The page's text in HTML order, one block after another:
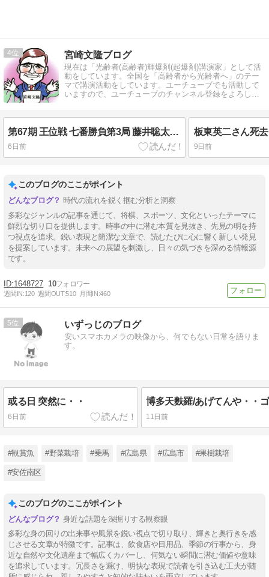
4 宮崎文隆ブログ
現在は「光齢者(高齢者)輝爆剤(起爆剤)講演家」として活
動をしています。全国を「高齢者から光齢者へ」のテー
マで講演活動をしています。ユーチューブでも活動して
いますので、ユーチューブのチャンネル登録をよろしく
第67期 王位戦 七番勝負第3局 藤井聡太王位 最後1七桂で伊藤匠2冠に勝利
6日前 9日前
このブログのここがポイント
時代の流れを鋭く掴む分析と洞察
多彩なジャンルの記事を通じて、将棋、スポーツ、文化といったテーマに
鮮烈な切り口を提供します。時事の中に潜む本質を見抜き、先見の明を持
つ視点を追求。鋭い表現と簡潔な文章で、読むたびに心に響く新しい発見
を提案しています。未来への展望を刺激し、日々の気づきを深める情報源
です。
1648727 10
週間IN:120 週間OUT:510 月間IN:460
5 いずっじのブログ
安いスマホカメラの映像から、何でもない日常を語りま
す。
或る日 突然に・・
6日前 11日前
#観賞魚 #野菜栽培 #乗馬 #広島県 #広島市 #果樹栽培
#安佐南区
このブログのここがポイント
身近な話題を深掘りする観察眼
多彩な身の回りの出来事や風景を鋭い視点で切り取り、輝きと奥行きを感
じさせる文章が特徴です。記事は、飲食店や日用品、季節の行事から、身
近な自然や文化遺産まで幅広くカバーし、何気ない瞬間に潜む価値や意味
を追求しています。冗長さを避け、明快な表現で読者を引き込む工夫が随